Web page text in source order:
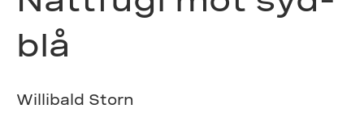
blå
Willibald Storn